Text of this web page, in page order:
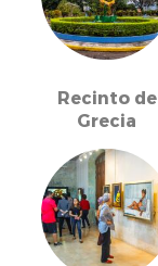
Recinto de
Grecia